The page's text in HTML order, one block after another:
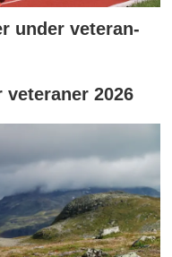
under veteran-
2026